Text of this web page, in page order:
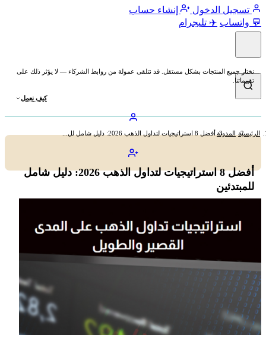
تسجيل الدخول
إنشاء حساب
💬 واتساب ✈️ تليجرام
نختار جميع المنتجات بشكل مستقل. قد نتلقى عمولة من روابط الشركاء — لا يؤثر ذلك على
تقييماتنا.
كيف نعمل
الرئيسية المدونةأفضل 8 استراتيجيات لتداول الذهب 2026: دليل شامل لل...
أفضل 8 استراتيجيات لتداول الذهب 2026: دليل شامل
للمبتدئين